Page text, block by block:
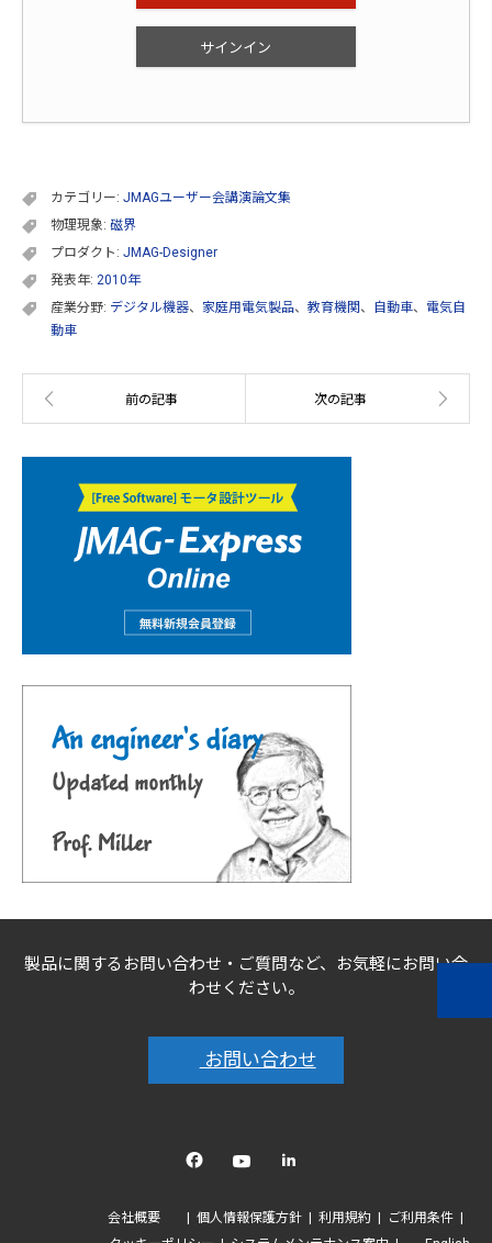
サインイン
カテゴリー: JMAGユーザー会講演論文集
物理現象: 磁界
プロダクト: JMAG-Designer
発表年: 2010年
産業分野: デジタル機器、 家庭用電気製品、 教育機関 、 自動車、 電気自
動車
製品に関するお問い合わせ・ご質問など、お気軽にお問い合
わせください。
お問い合わせ
linkedin
会社概要 個人情報保護方針 利用規約
ご利用条件